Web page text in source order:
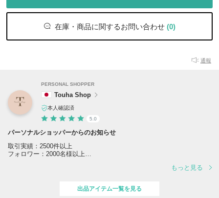
在庫・商品に関するお問い合わせ (0)
通報
PERSONAL SHOPPER
Touha Shop
本人確認済
5.0
パーソナルショッパーからのお知らせ
取引実績：2500件以上
フォロワー：2000名様以上
♡BUYMA発行の割引クーポンございます♡
https://www.buyma.com/coupon/list/
もっと見る
出品アイテム一覧を見る